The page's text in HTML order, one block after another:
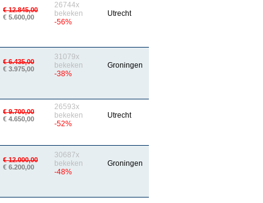
€ 12.845,00
€ 5.600,00
26744x
bekeken
-56%
Utrecht
€ 6.435,00
€ 3.975,00
31079x
bekeken
-38%
Groningen
€ 9.700,00
€ 4.650,00
26593x
bekeken
-52%
Utrecht
€ 12.000,00
€ 6.200,00
30687x
bekeken
-48%
Groningen